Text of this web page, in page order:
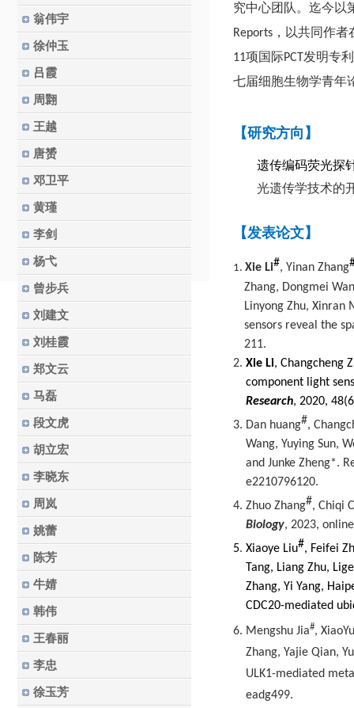
翁伟宇
徐仲玉
吕霞
周翾
王越
唐赟
邓卫平
黄瑾
李剑
杨弋
曾步兵
刘建文
刘桂霞
郑文云
马磊
段文虎
胡立宏
李晓东
周岚
姚蕾
陈芳
牛婧
韩伟
王春丽
李忠
徐玉芳
究中心团队 。迄今以
Reports ，以共同作者
11项国际PCT 发明专
七届细胞生物学青年
【研究方向】
遗传编码荧光探
光遗传学技术的
【发表论文】
1. Xie Li#, Yinan Zhang
Zhang, Dongmei
Linyong Zhu, Xinran
sensors reveal the
211.
2. Xie Li, Changcheng
component light
Research, 2020,
3. Dan huang#,
Wang, Yuying Sun,
and Junke Zheng*.
e2210796120.
4. Zhuo Zhang#, Chiqi
Biology, 2023,
5. Xiaoye Liu#, Feifei
Tang, Liang Zhu,
Zhang, Yi Yang,
CDC20-mediated
6. Mengshu Jia#,
Zhang, Yajie Qian,
ULK1-mediated
eadg499.